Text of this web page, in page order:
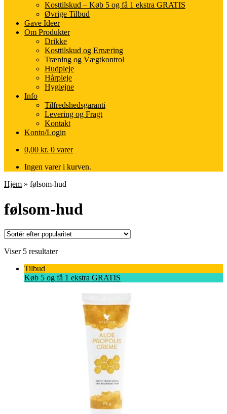
Kosttilskud – Køb 5 og få 1 ekstra GRATIS
Øvrige Tilbud
Gave Ideer
Om Produkter
Drikke
Kosttilskud og Ernæring
Træning og Vægtkontrol
Hudpleje
Hårpleje
Hygiejne
Info
Tilfredshedsgaranti
Levering og Fragt
Kontakt
Konto/Login
0,00 kr. 0 varer
Ingen varer i kurven.
Hjem » følsom-hud
følsom-hud
Viser 5 resultaterSorteret
Tilbud
Køb 5 og få 1 ekstra GRATIS